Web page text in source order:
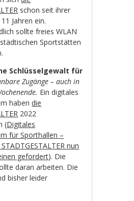
schon seit ihrer
Jahren ein.
sollte freies WLAN
Sportstätten
Schlüsselgewalt für
Zugänge – auch in
Ein digitales
habendie
2022
(Digitales
für Sporthallen –
nun
gefordert). Die
daran arbeiten. Die
bisher leider